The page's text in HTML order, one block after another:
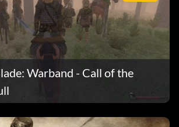
Warband - Call of the